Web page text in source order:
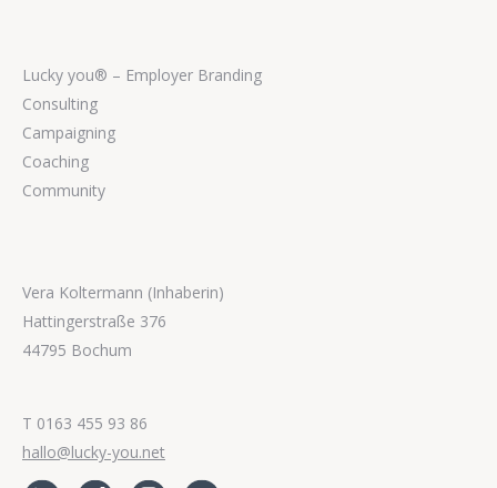
Lucky you® – Employer Branding
Consulting
Campaigning
Coaching
Community
Vera Koltermann (Inhaberin)
Hattingerstraße 376
44795 Bochum
T 0163 455 93 86
hallo@lucky-you.net